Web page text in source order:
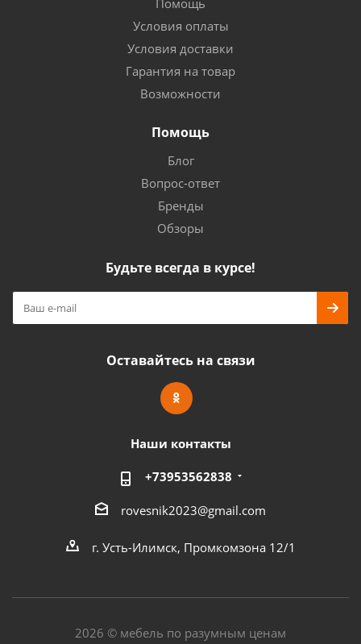
Условия оплаты
Условия доставки
Гарантия на товар
Возможности
Помощь
Блог
Вопрос-ответ
Бренды
Обзоры
Будьте всегда в курсе!
Оставайтесь на связи
Наши контакты
+73953562838
rovesnik2023@gmail.com
г. Усть-Илимск, Промкомзона 12/1
2026 © мебель по разумным ценам